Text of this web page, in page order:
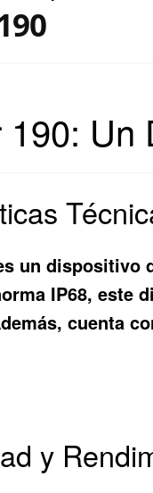
190: Un
un dispositivo
IP68, este
cuenta
y